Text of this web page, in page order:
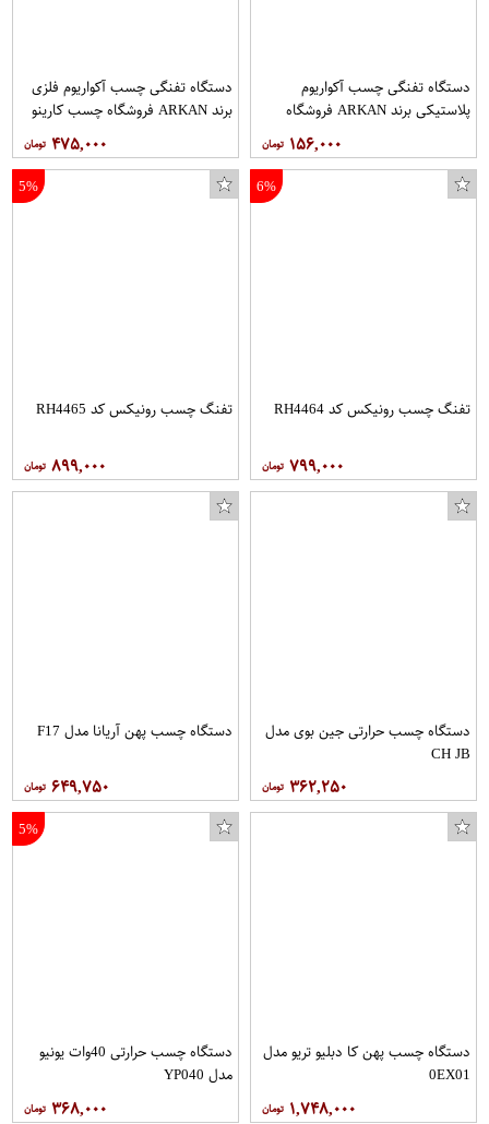
دستگاه تفنگی چسب آکواریوم
پلاستیکی برند ARKAN فروشگاه
۱۵۶,۰۰۰
دستگاه تفنگی چسب آکواریوم فلزی
برند ARKAN فروشگاه چسب کارینو
۴۷۵,۰۰۰
6%
تفنگ چسب رونیکس کد RH4464
۷۹۹,۰۰۰
5%
تفنگ چسب رونیکس کد RH4465
۸۹۹,۰۰۰
دستگاه چسب حرارتی جین بوی مدل
CH JB
۳۶۲,۲۵۰
دستگاه چسب پهن آریانا مدل F17
۶۴۹,۷۵۰
دستگاه چسب پهن کا دبلیو تریو مدل
0EX01
۱,۷۴۸,۰۰۰
5%
دستگاه چسب حرارتی 40وات یونیو
مدل YP040
۳۶۸,۰۰۰